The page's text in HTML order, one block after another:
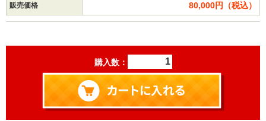
販売価格 80,000円（税込）
購入数：